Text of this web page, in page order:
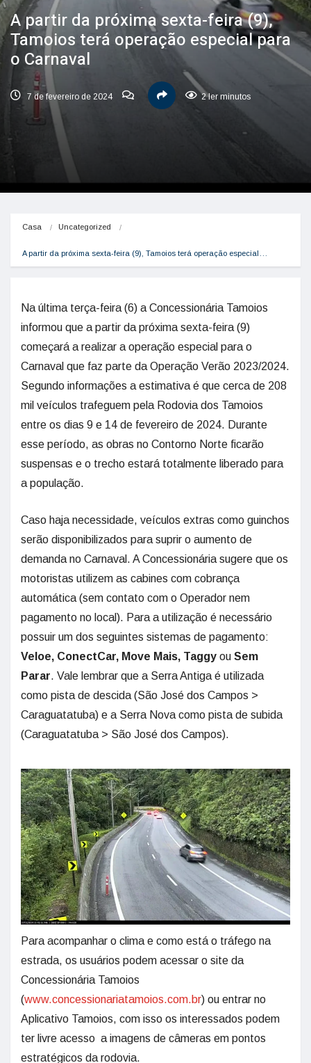
A partir da próxima sexta-feira (9),
Tamoios terá operação especial para
o Carnaval
7 de fevereiro de 2024 2 ler minutos
Casa Uncategorized
A partir da próxima sexta-feira (9), Tamoios terá operação especial…
Na última terça-feira (6) a Concessionária Tamoios
informou que a partir da próxima sexta-feira (9)
começará a realizar a operação especial para o
Carnaval que faz parte da Operação Verão 2023/2024.
Segundo informações a estimativa é que cerca de 208
mil veículos trafeguem pela Rodovia dos Tamoios
entre os dias 9 e 14 de fevereiro de 2024. Durante
esse período, as obras no Contorno Norte ficarão
suspensas e o trecho estará totalmente liberado para
a população.
Caso haja necessidade, veículos extras como guinchos
serão disponibilizados para suprir o aumento de
demanda no Carnaval. A Concessionária sugere que os
motoristas utilizem as cabines com cobrança
automática (sem contato com o Operador nem
pagamento no local). Para a utilização é necessário
possuir um dos seguintes sistemas de pagamento:
Veloe, ConectCar, Move Mais, Taggy ou Sem
Parar. Vale lembrar que a Serra Antiga é utilizada
como pista de descida (São José dos Campos >
Caraguatatuba) e a Serra Nova como pista de subida
(Caraguatatuba > São José dos Campos).
Para acompanhar o clima e como está o tráfego na
estrada, os usuários podem acessar o site da
Concessionária Tamoios
(www.concessionariatamoios.com.br) ou entrar no
Aplicativo Tamoios, com isso os interessados podem
ter livre acesso a imagens de câmeras em pontos
estratégicos da rodovia.